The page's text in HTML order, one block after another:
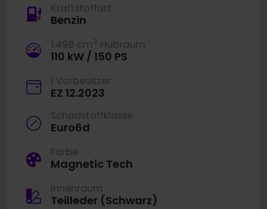
Kraftstoffart
Benzin
1.498 cm 3 Hubraum
110 kW / 150 PS
1 Vorbesitzer
EZ 12.2023
Schadstoffklasse
Euro6d
Farbe
Magnetic Tech
Innenraum
Teilleder (Schwarz)